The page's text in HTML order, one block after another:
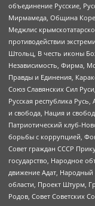
объединение Русские,
Мирмамеда, Община
Меджлис
противодействии
Штольц, В честь иконы
Независимость, Фирма,
Правды и Единения,
Союз Славянских Сил
Русская республика
и свобода, Нация и
Патриотический клуб-
борьбы с коррупцией,
Совет граждан СССР
государство, Народное
движение Адат,
области, Проект Штурм,
Родов, Совет Советских